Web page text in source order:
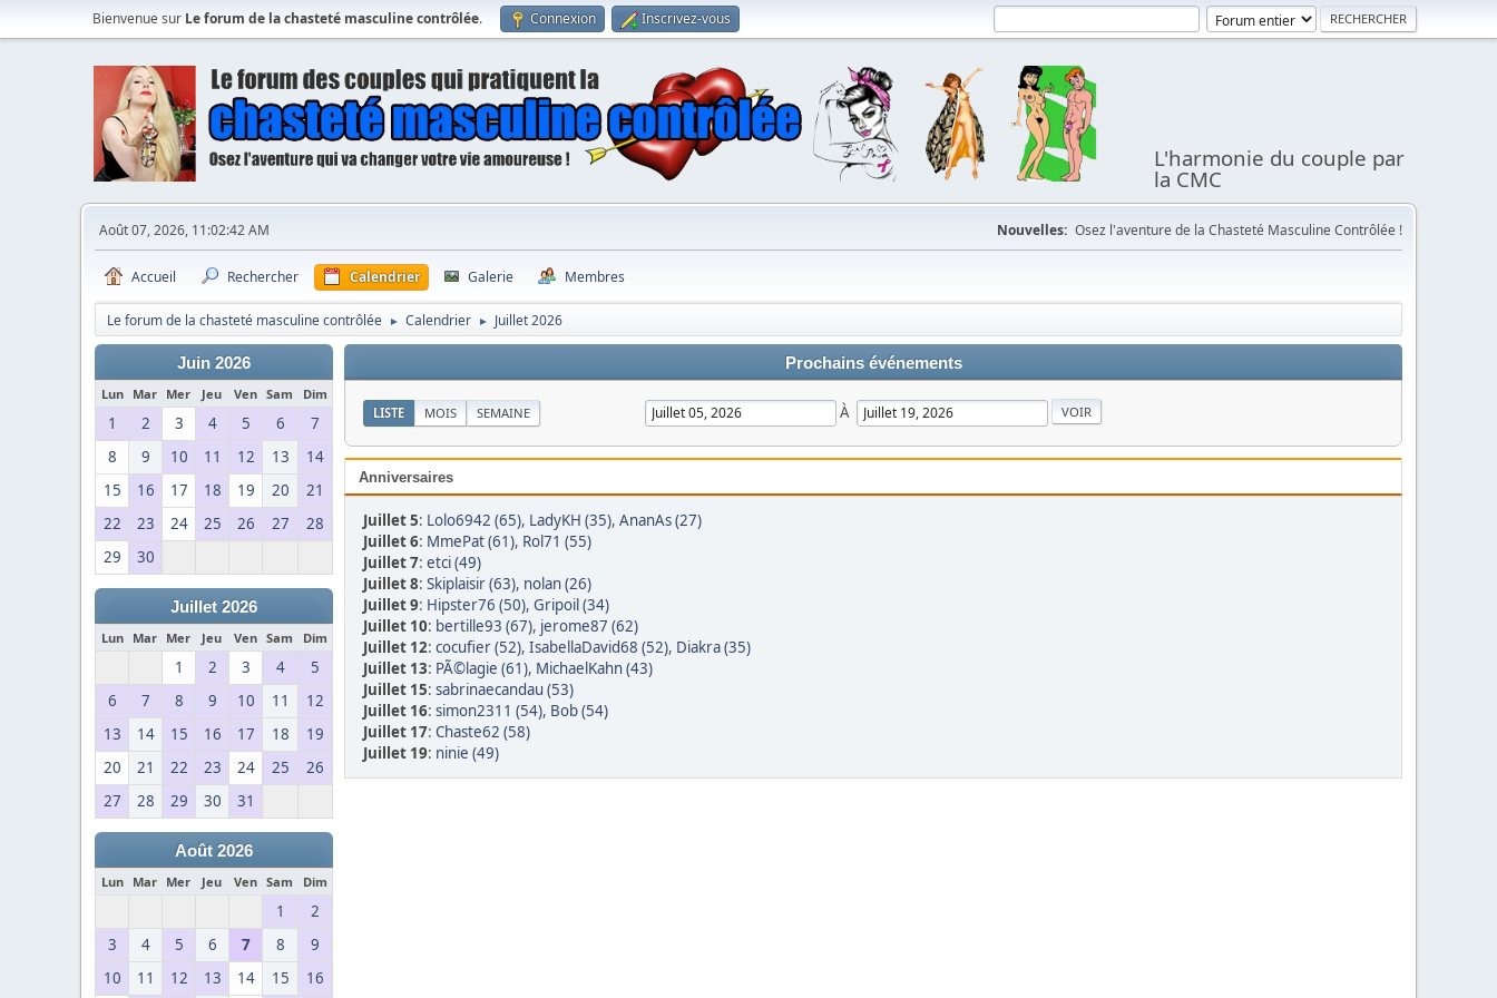
Bienvenue sur Le forum de la chasteté masculine contrôlée. Connexion Inscrivez-vous
L'harmonie du couple par
la CMC
Août 07, 2026, 11:02:42 AM Nouvelles: Osez l'aventure de la Chasteté Masculine Contrôlée !
Accueil Rechercher Calendrier Galerie Membres
Le forum de la chasteté masculine contrôlée ► Calendrier ► Juillet 2026
Juin 2026
Lun Mar Mer Jeu Ven Sam Dim
1 2 3 4 5 6
7
8
9 10 11 12 13
14
15
16 17 18 19 20
21
22
23 24 25 26 27
28
29
30
Juillet 2026
Lun Mar Mer Jeu Ven Sam Dim
1 2 3 4
5
6
7 8 9 10 11
12
13
14 15 16 17 18
19
20
21 22 23 24 25
26
27
28 29 30 31
Août 2026
Lun Mar Mer Jeu Ven Sam Dim
1
2
3
4 5 6 7 8
9
10
11 12 13 14 15 16
Prochains événements
LISTE MOIS SEMAINE À
Anniversaires
Juillet 5: Lolo6942 (65), LadyKH (35), AnanAs (27)
Juillet 6: MmePat (61), Rol71 (55)
Juillet 7: etci (49)
Juillet 8: Skiplaisir (63), nolan (26)
Juillet 9: Hipster76 (50), Gripoil (34)
Juillet 10: bertille93 (67), jerome87 (62)
Juillet 12: cocufier (52), IsabellaDavid68 (52), Diakra (35)
Juillet 13: PÃ©lagie (61), MichaelKahn (43)
Juillet 15: sabrinaecandau (53)
Juillet 16: simon2311 (54), Bob (54)
Juillet 17: Chaste62 (58)
Juillet 19: ninie (49)